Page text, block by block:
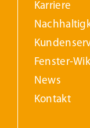
Karriere
Fenster-
News
Kontakt